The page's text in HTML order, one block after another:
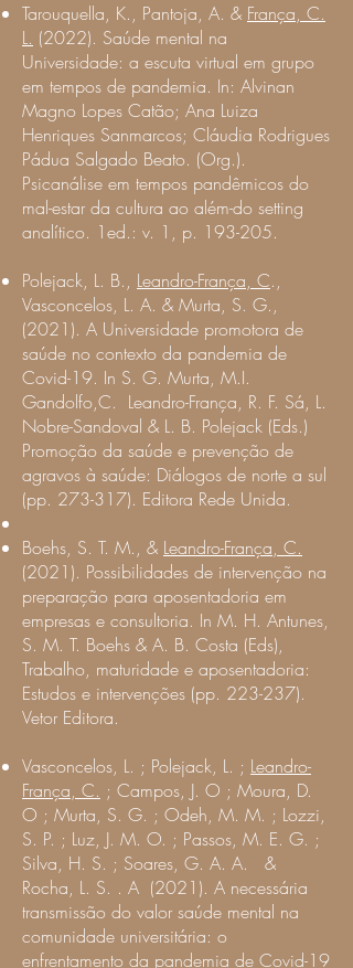
Tarouquella, K., Pantoja, A. & França, C.
L. (2022). Saúde mental na
Universidade: a escuta virtual em grupo
em tempos de pandemia. In: Alvinan
Magno Lopes Catão; Ana Luiza
Henriques Sanmarcos; Cláudia Rodrigues
Pádua Salgado Beato. (Org.).
Psicanálise em tempos pandêmicos do
mal-estar da cultura ao além-do setting
analítico. 1ed.: v. 1, p. 193-205.
Polejack, L. B., Leandro-França, C.,
Vasconcelos, L. A. & Murta, S. G.,
(2021). A Universidade promotora de
saúde no contexto da pandemia de
Covid-19. In S. G. Murta, M.I.
Gandolfo,C. Leandro-França, R. F. Sá, L.
Nobre-Sandoval & L. B. Polejack (Eds.)
Promoção da saúde e prevenção de
agravos à saúde: Diálogos de norte a sul
(pp. 273-317). Editora Rede Unida.
Boehs, S. T. M., & Leandro-França, C.
(2021). Possibilidades de intervenção na
preparação para aposentadoria em
empresas e consultoria. In M. H. Antunes,
S. M. T. Boehs & A. B. Costa (Eds),
Trabalho, maturidade e aposentadoria:
Estudos e intervenções (pp. 223-237).
Vetor Editora.
Vasconcelos, L. ; Polejack, L. ; Leandro-
França, C. ; Campos, J. O ; Moura, D.
O ; Murta, S. G. ; Odeh, M. M. ; Lozzi,
S. P. ; Luz, J. M. O. ; Passos, M. E. G. ;
Silva, H. S. ; Soares, G. A. A. &
Rocha, L. S. . A (2021). A necessária
transmissão do valor saúde mental na
comunidade universitária: o
enfrentamento da pandemia de Covid-19